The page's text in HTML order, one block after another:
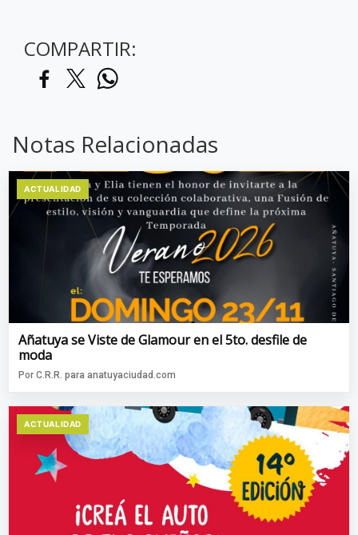
COMPARTIR:
Notas Relacionadas
ACTUALIDAD
Añatuya se Viste de Glamour en el 5to. desfile de
moda
Por C.R.R. para anatuyaciudad.com
ACTUALIDAD